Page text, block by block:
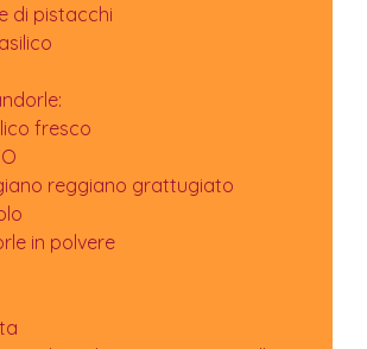
di pistacchi
fresco
reggiano grattugiato
in polvere